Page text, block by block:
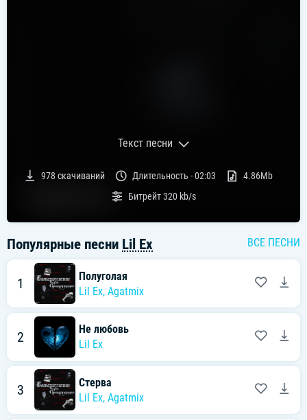
Текст песни
Детка эту ночь ты надолго запомнишь, снова
Пьяные танцы в кожаном салоне, снова раздеваешься, а
потом стонешь
Детка эту ночь ты надолго запомнишь, снова
раздеваешься, а потом стонешь
Я люблю неприличное
В тебе этого навалом
Твое тело бомба твои стоны и помада
978 скачиваний Длительность -02:03
4.86Mb
Битрейт320 kb/s
Популярные песни Lil Ex ВСЕ ПЕСНИ
1
Полуголая
Lil Ex, Agatmix
2
Не любовь
Lil Ex
3
Стерва
Lil Ex, Agatmix